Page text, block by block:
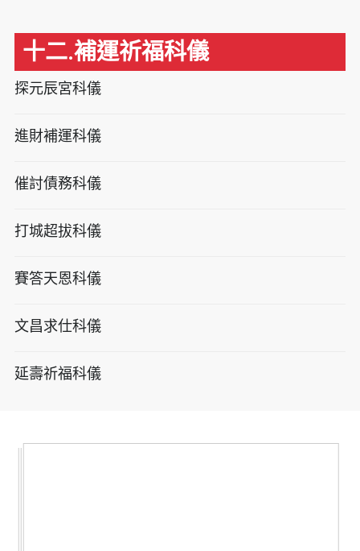
十二.補運祈福科儀
探元辰宮科儀
進財補運科儀
催討債務科儀
打城超拔科儀
賽答天恩科儀
文昌求仕科儀
延壽祈福科儀